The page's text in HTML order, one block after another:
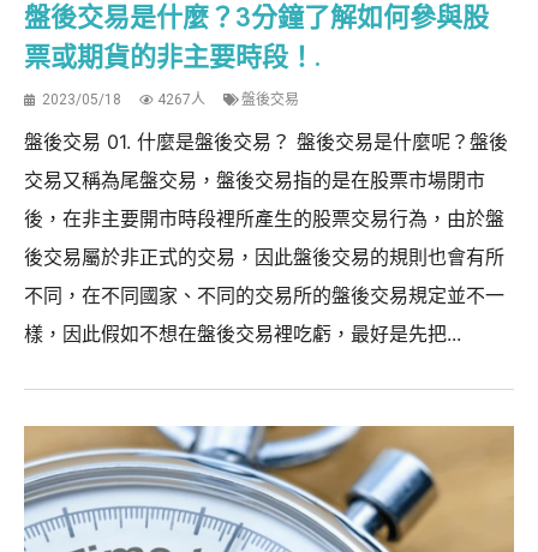
盤後交易是什麼？3分鐘了解如何參與股
票或期貨的非主要時段！.
2023/05/18 4267人 盤後交易
盤後交易 01. 什麼是盤後交易？ 盤後交易是什麼呢？盤後
交易又稱為尾盤交易，盤後交易指的是在股票市場閉市
後，在非主要開市時段裡所產生的股票交易行為，由於盤
後交易屬於非正式的交易，因此盤後交易的規則也會有所
不同，在不同國家、不同的交易所的盤後交易規定並不一
樣，因此假如不想在盤後交易裡吃虧，最好是先把...